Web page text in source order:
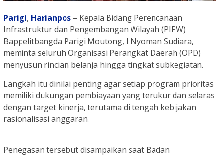
Parigi, Harianpos – Kepala Bidang Perencanaan
Infrastruktur dan Pengembangan Wilayah (PIPW)
Bappelitbangda Parigi Moutong, I Nyoman Sudiara,
meminta seluruh Organisasi Perangkat Daerah (OPD)
menyusun rincian belanja hingga tingkat subkegiatan.
Langkah itu dinilai penting agar setiap program prioritas
memiliki dukungan pembiayaan yang terukur dan selaras
dengan target kinerja, terutama di tengah kebijakan
rasionalisasi anggaran.
Penegasan tersebut disampaikan saat Badan